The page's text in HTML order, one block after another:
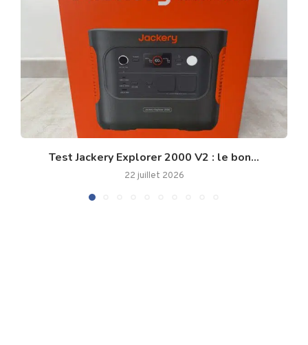
Test Jackery Explorer 2000 V2 : le bon...
22 juillet 2026